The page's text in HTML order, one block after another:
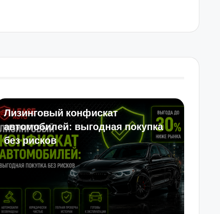
Лизинговый конфискат
автомобилей: выгодная покупка
без рисков